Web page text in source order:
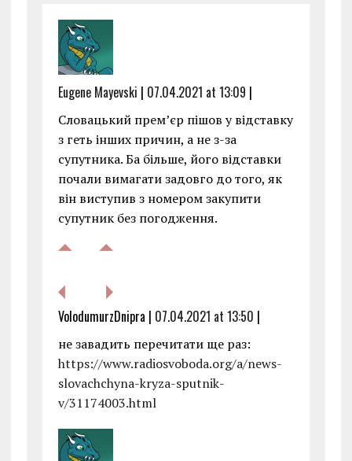
Eugene Mayevski | 07.04.2021 at 13:09 |
Словацький прем’єр пішов у відставку
з геть інших причин, а не з-за
супутника. Ба більше, його відставки
почали вимагати задовго до того, як
він виступив з номером закупити
супутник без погодження.
VolodumurzDnipra | 07.04.2021 at 13:50 |
не завадить перечитати ще раз:
https://www.radiosvoboda.org/a/news-
slovachchyna-kryza-sputnik-
v/31174003.html